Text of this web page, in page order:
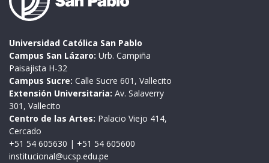
Universidad Católica San Pablo
Campus San Lázaro: Urb. Campiña
Paisajista H-32
Campus Sucre: Calle Sucre 601, Vallecito
Extensión Universitaria: Av. Salaverry
301, Vallecito
Centro de las Artes: Palacio Viejo 414,
Cercado
+51 54 605630 | +51 54 605600
institucional@ucsp.edu.pe